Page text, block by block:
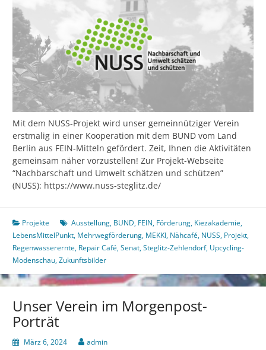
Mit dem NUSS-Projekt wird unser gemeinnütziger Verein
erstmalig in einer Kooperation mit dem BUND vom Land
Berlin aus FEIN-Mitteln gefördert. Zeit, Ihnen die Aktivitäten
gemeinsam näher vorzustellen! Zur Projekt-Webseite
“Nachbarschaft und Umwelt schätzen und schützen”
(NUSS): https://www.nuss-steglitz.de/
Projekte Ausstellung, BUND, FEIN, Förderung, Kiezakademie,
LebensMittelPunkt, Mehrwegförderung, MEKKI, Nähcafé, NUSS, Projekt,
Regenwasserernte, Repair Café,Senat,Steglitz-Zehlendorf, Upcycling-
Modenschau,Zukunftsbilder
Unser Verein im Morgenpost-
Porträt
März 6, 2024 admin